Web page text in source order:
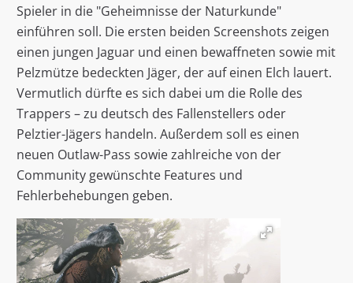
Spieler in die "Geheimnisse der Naturkunde"
einführen soll. Die ersten beiden Screenshots zeigen
einen jungen Jaguar und einen bewaffneten sowie mit
Pelzmütze bedeckten Jäger, der auf einen Elch lauert.
Vermutlich dürfte es sich dabei um die Rolle des
Trappers – zu deutsch des Fallenstellers oder
Pelztier-Jägers handeln. Außerdem soll es einen
neuen Outlaw-Pass sowie zahlreiche von der
Community gewünschte Features und
Fehlerbehebungen geben.